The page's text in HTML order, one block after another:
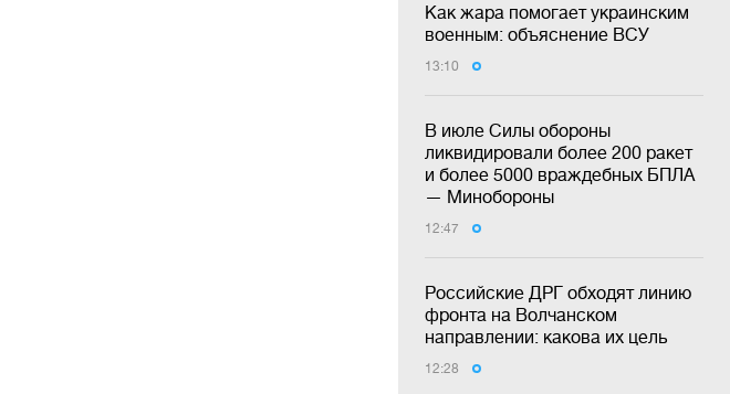
Как жара помогает украинским
военным: объяснение ВСУ
13:10
В июле Силы обороны
ликвидировали более 200 ракет
и более 5000 враждебных БПЛА
— Минобороны
12:47
Российские ДРГ обходят линию
фронта на Волчанском
направлении: какова их цель
12:28